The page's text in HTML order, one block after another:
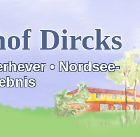
Dircks
• Nordsee-